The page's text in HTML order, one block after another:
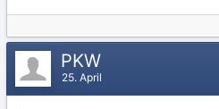
PKW
25. April